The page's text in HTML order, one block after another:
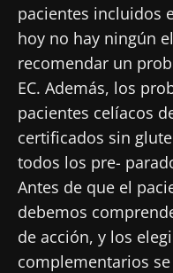
pacientes incluidos
hoy no hay ningún
recomendar un
EC. Además, los
pacientes celíacos
certificados sin
todos los pre-
Antes de que el
debemos
de acción, y los
complementarios